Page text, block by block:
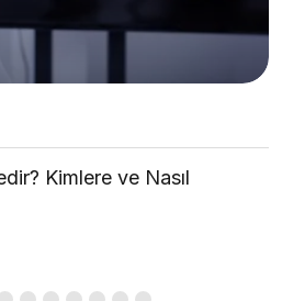
Kimlere ve Nasıl